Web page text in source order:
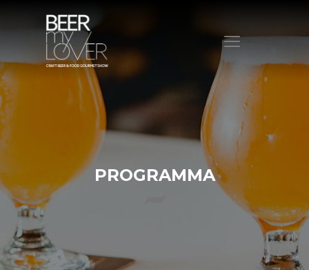
HOME
CHI SIAMO
PROGRAMMA
VISITA
ESPONI
CONTATTI
PROGRAMMA